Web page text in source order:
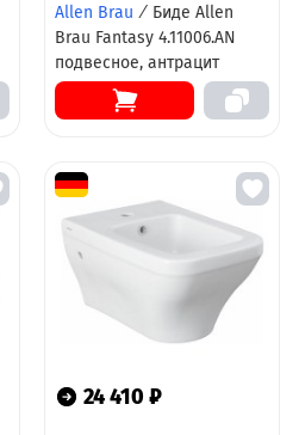
Allen Brau / Биде Allen
Brau Fantasy 4.11006.AN
подвесное, антрацит
24 410 ₽